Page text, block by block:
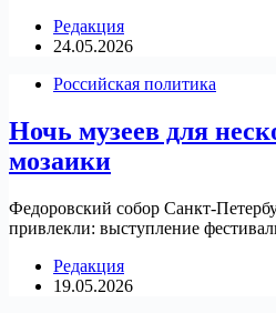
Редакция
24.05.2026
Российская политика
Ночь музеев для
мозаики
Федоровский собор Санкт-
привлекли: выступление
Редакция
19.05.2026